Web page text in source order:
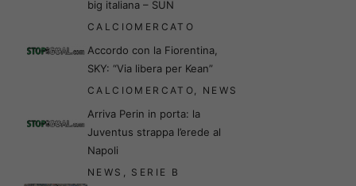
big italiana – SUN
CALCIOMERCATO
Accordo con la Fiorentina,
SKY: “Via libera per Kean”
CALCIOMERCATO, NEWS
Arriva Perin in porta: la
Juventus strappa l’erede al
Napoli
NEWS , SERIE B